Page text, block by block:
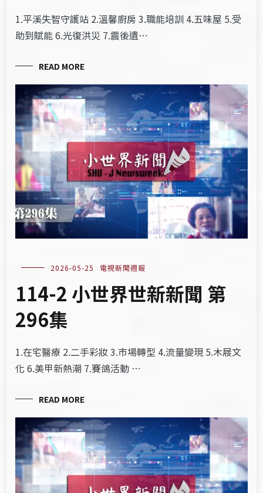
1.平溪失智守護站 2.溫馨廚房 3.職能培訓 4.五味屋 5.受
助到賦能 6.光復洪災 7.震後遺…
READ MORE
2026-05-25 電視新聞週報
114-2 小世界世新新聞 第
296集
1.在宅醫療 2.二手彩妝 3.市場轉型 4.流量變現 5.木屐文
化 6.美甲新熱潮 7.賽鴿活動 …
READ MORE